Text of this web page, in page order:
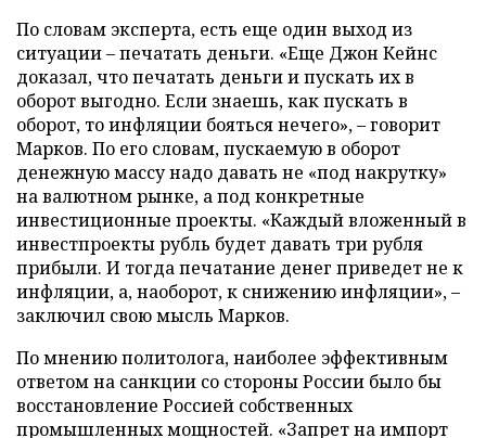
По словам эксперта, есть еще один выход из
ситуации – печатать деньги. «Еще Джон Кейнс
доказал, что печатать деньги и пускать их в
оборот выгодно. Если знаешь, как пускать в
оборот, то инфляции бояться нечего», – говорит
Марков. По его словам, пускаемую в оборот
денежную массу надо давать не «под накрутку»
на валютном рынке, а под конкретные
инвестиционные проекты. «Каждый вложенный в
инвестпроекты рубль будет давать три рубля
прибыли. И тогда печатание денег приведет не к
инфляции, а, наоборот, к снижению инфляции», –
заключил свою мысль Марков.
По мнению политолога, наиболее эффективным
ответом на санкции со стороны России было бы
восстановление Россией собственных
промышленных мощностей. «Запрет на импорт